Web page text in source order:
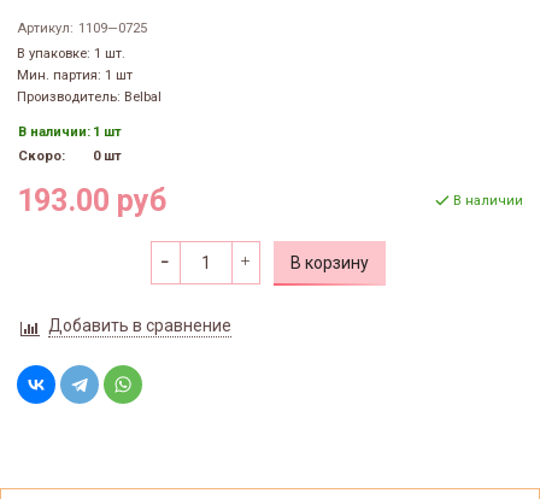
Артикул: 1109—0725
В упаковке: 1 шт.
Мин. партия: 1 шт
Производитель: Belbal
В наличии: 1 шт
Скоро:
0 шт
193.00 руб В наличии
В корзину
Добавить в сравнение